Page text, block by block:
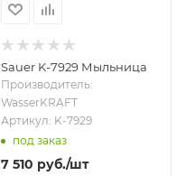
Sauer K-7929 Мыльница
Производитель:
WasserKRAFT
Артикул: K-7929
под заказ
7 510 руб./шт